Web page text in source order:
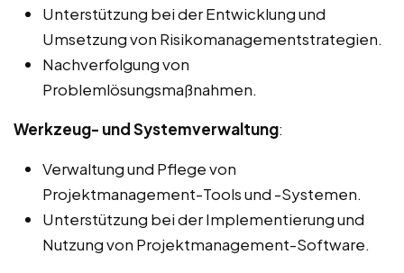
Unterstützung bei der Entwicklung und
Umsetzung von Risikomanagementstrategien.
Nachverfolgung von
Problemlösungsmaßnahmen.
Werkzeug- und Systemverwaltung:
Verwaltung und Pflege von
Projektmanagement-Tools und -Systemen.
Unterstützung bei der Implementierung und
Nutzung von Projektmanagement-Software.